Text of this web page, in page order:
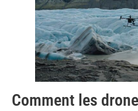
Comment les